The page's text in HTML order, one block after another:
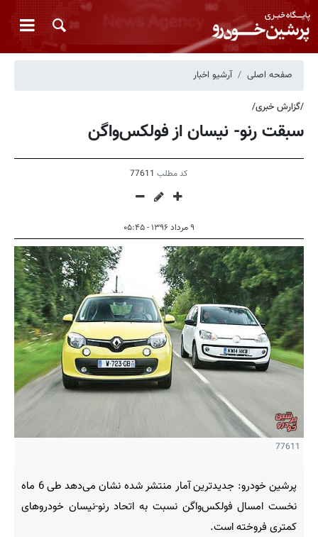
صفحه اصلی آرشیو اخبار
/گزارش خبری/
سبقت رنو- نیسان از فولکس‌واگن
کد مطلب 77611
۹ مرداد ۱۳۹۶ - ۰۵:۴۵
77611
پرشین خودرو: جدیدترین آمار منتشر شده نشان می‌دهد طی 6 ماه
نخست امسال فولکس‌واگن نسبت به اتحاد رنو-نیسان خودروهای
کمتری فروخته است.